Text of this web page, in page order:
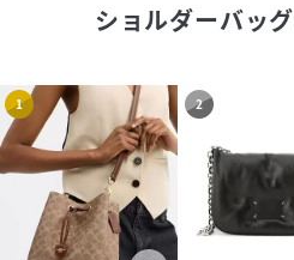
ショルダーバッグ
1 2